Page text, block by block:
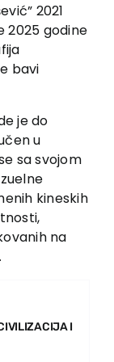
2021
2025 godine
bavi
je do
u
sa svojom
kineskih
na
I